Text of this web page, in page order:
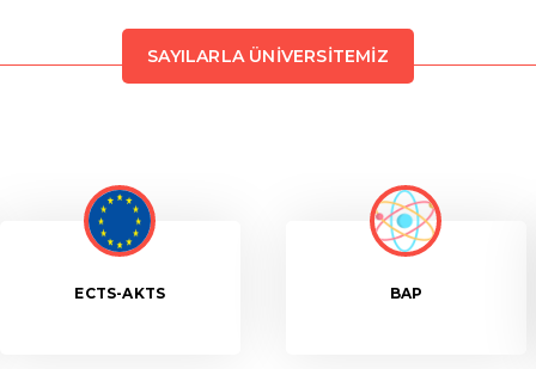
SAYILARLA ÜNIVERSITEMIZ
ECTS-AKTS BAP